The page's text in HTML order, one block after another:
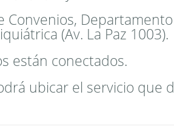
(Av. La Paz 1003).
están conectados.
ubicar el servicio que